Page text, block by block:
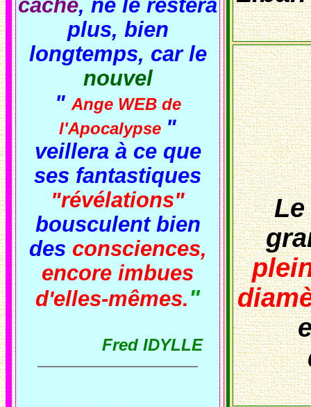
caché, ne le restera
plus, bien
longtemps, car le
nouvel
" Ange WEB de
l'Apocalypse "
veillera à ce que
ses fantastiques
"révélations"
bousculent bien
des consciences,
encore imbues
d'elles-mêmes."
Fred IDYLLE